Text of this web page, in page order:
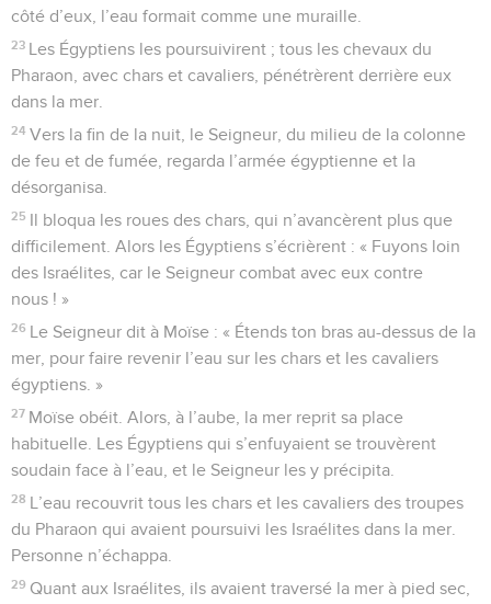
côté d’eux, l’eau formait comme une muraille.
23 Les Égyptiens les poursuivirent ; tous les chevaux du
Pharaon, avec chars et cavaliers, pénétrèrent derrière eux
dans la mer.
24 Vers la fin de la nuit, le Seigneur, du milieu de la colonne
de feu et de fumée, regarda l’armée égyptienne et la
désorganisa.
25 Il bloqua les roues des chars, qui n’avancèrent plus que
difficilement. Alors les Égyptiens s’écrièrent : « Fuyons loin
des Israélites, car le Seigneur combat avec eux contre
nous ! »
26 Le Seigneur dit à Moïse : « Étends ton bras au-dessus de la
mer, pour faire revenir l’eau sur les chars et les cavaliers
égyptiens. »
27 Moïse obéit. Alors, à l’aube, la mer reprit sa place
habituelle. Les Égyptiens qui s’enfuyaient se trouvèrent
soudain face à l’eau, et le Seigneur les y précipita.
28 L’eau recouvrit tous les chars et les cavaliers des troupes
du Pharaon qui avaient poursuivi les Israélites dans la mer.
Personne n’échappa.
29 Quant aux Israélites, ils avaient traversé la mer à pied sec,